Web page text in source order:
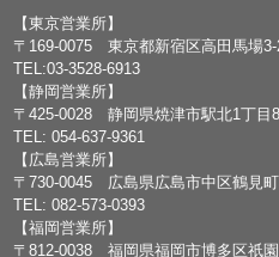
【東京営業所】
〒169-0075 東京都新宿区高田馬場
TEL:03-3528-6913
【静岡営業所】
〒425-0028 静岡県焼津市駅北1丁目
TEL: 054-637-9361
【広島営業所】
〒730-0045 広島県広島市中区鶴見
TEL: 082-573-0393
【福岡営業所】
〒812-0038 福岡県福岡市博多区祇